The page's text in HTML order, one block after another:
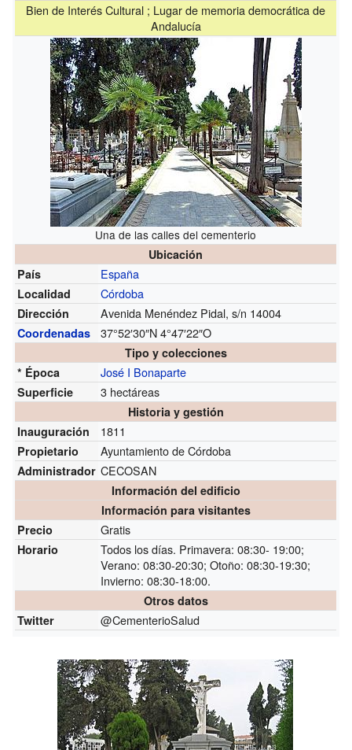
Bien de Interés Cultural ; Lugar de memoria democrática de
Andalucía
Una de las calles del cementerio
Ubicación
País
España
Localidad Córdoba
Dirección Avenida Menéndez Pidal, s/n 14004
Coordenadas 37°52′30″N4°47′22″O
Tipo y colecciones
* Época
José I Bonaparte
Superficie 3 hectáreas
Historia y gestión
Inauguración
1811
Propietario Ayuntamiento de Córdoba
Administrador CECOSAN
Información del edificio
Información para visitantes
Precio
Gratis
Horario
Todos los días. Primavera: 08:30- 19:00;
Verano: 08:30-20:30; Otoño: 08:30-19:30;
Invierno: 08:30-18:00.
Otros datos
Twitter
@CementerioSalud